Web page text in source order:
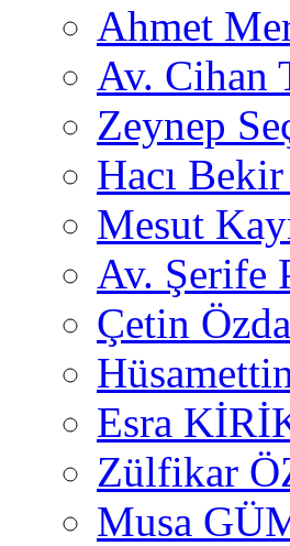
Ahmet
Av. Cihan
Zeynep
Hacı
Mesut
Av. Şerife
Çetin
Esra
Zülfikar
Musa